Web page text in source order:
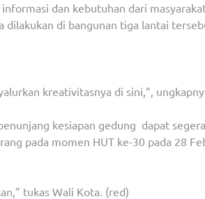
dan kebutuhan dari
dilakukan di bangunan tiga lantai
kreativitasnya di sini,”,
kesiapan gedung dapat segera
pada momen HUT ke-30 pada 28
tukas Wali Kota. (red)